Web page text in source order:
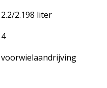
2.2/2.198 liter
4
voorwielaandrijving